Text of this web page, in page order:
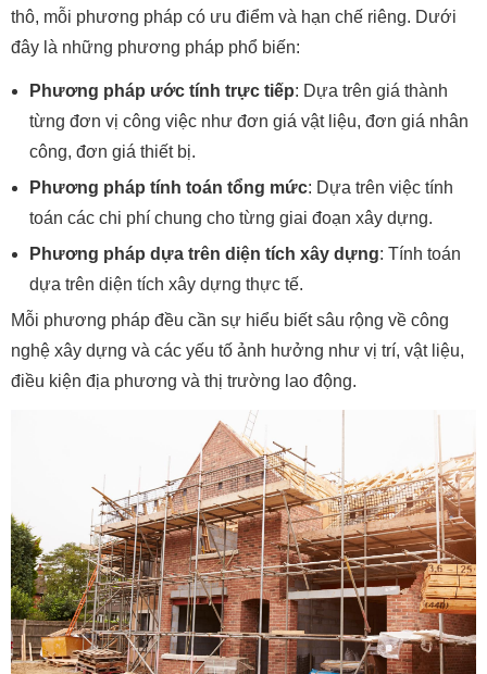
thô, mỗi phương pháp có ưu điểm và hạn chế riêng. Dưới
đây là những phương pháp phổ biến:
Phương pháp ước tính trực tiếp: Dựa trên giá thành
từng đơn vị công việc như đơn giá vật liệu, đơn giá nhân
công, đơn giá thiết bị.
Phương pháp tính toán tổng mức: Dựa trên việc tính
toán các chi phí chung cho từng giai đoạn xây dựng.
Phương pháp dựa trên diện tích xây dựng: Tính toán
dựa trên diện tích xây dựng thực tế.
Mỗi phương pháp đều cần sự hiểu biết sâu rộng về công
nghệ xây dựng và các yếu tố ảnh hưởng như vị trí, vật liệu,
điều kiện địa phương và thị trường lao động.